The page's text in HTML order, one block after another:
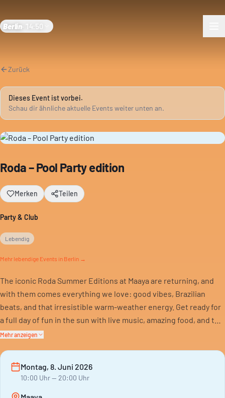
Berlin 14:50
Zurück
Dieses Event ist vorbei.
Schau dir ähnliche aktuelle Events weiter unten an.
Roda – Pool Party edition
Merken Teilen
Party & Club
Lebendig
Mehr lebendige Events in Berlin →
The iconic Roda Summer Editions at Maaya are returning, and
with them comes everything we love: good vibes, Brazilian
beats, and that irresistible warm-weather energy. Get ready for
a full day of fun in the sun with live music, amazing food, and the
community that makes Roda so special.
Mehr anzeigen
Montag, 8. Juni 2026
10:00 Uhr— 20:00 Uhr